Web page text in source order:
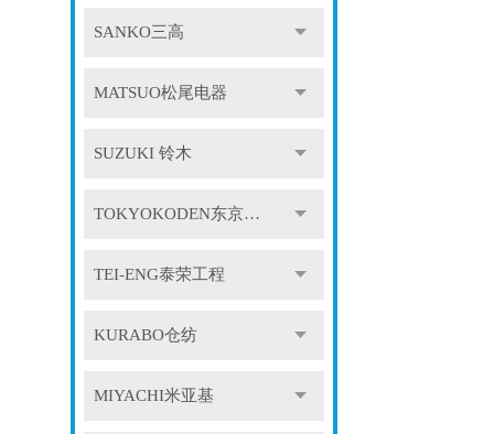
SANKO三高
MATSUO松尾电器
SUZUKI 铃木
TOKYOKODEN东京光电
TEI-ENG泰荣工程
KURABO仓纺
MIYACHI米亚基